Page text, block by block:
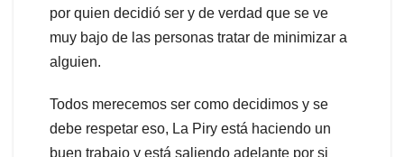
por quien decidió ser y de verdad que se ve
muy bajo de las personas tratar de minimizar a
alguien.
Todos merecemos ser como decidimos y se
debe respetar eso, La Piry está haciendo un
buen trabajo y está saliendo adelante por si